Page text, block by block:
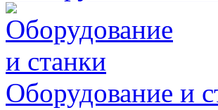
Оборудование и